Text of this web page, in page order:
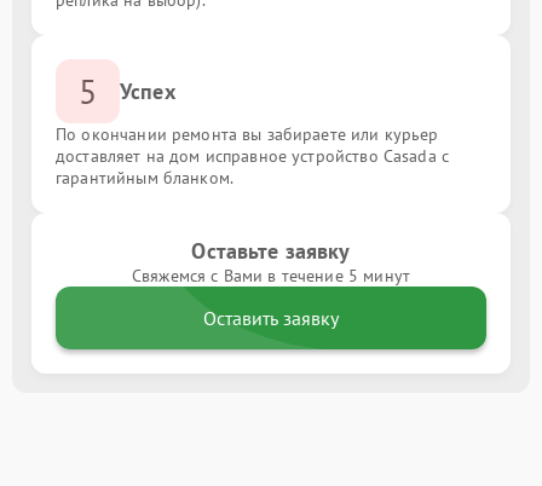
5 Успех
По окончании ремонта вы забираете или курьер
доставляет на дом исправное устройство Casada с
гарантийным бланком.
Оставьте заявку
Свяжемся с Вами в течение 5 минут
Оставить заявку